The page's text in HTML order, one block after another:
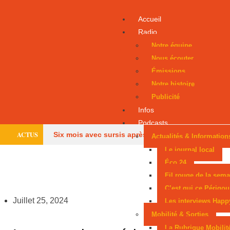
Accueil
Radio
Notre équipe
Nous écouter
Émissions
Notre histoire
Publicité
Infos
Podcasts
Actualités &
Le journal local
Éco 24
Fil rouge de la
C’est qui ce
Les interviews
Mobilité & Sorties
La Rubrique
ACTUS Six mois avec sursis après une tentative
Sarlat, parmi les cités
médiévales préférées des Français Les
pompiers de Dordogne de retour après les méga-
Juillet 25, 2024